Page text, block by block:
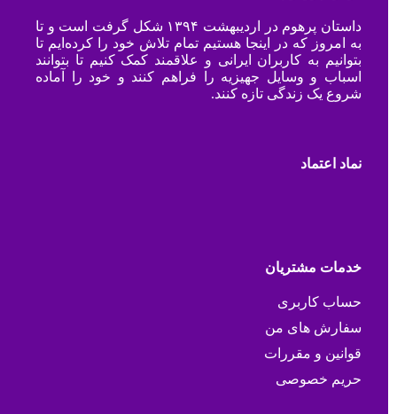
داستان پرهوم در اردیبهشت ۱۳۹۴ شکل گرفت است و تا
به امروز که در اینجا هستیم تمام تلاش خود را کرده‌ایم تا
بتوانیم به کاربران ایرانی و علاقمند کمک کنیم تا بتوانند
اسباب و وسایل جهیزیه را فراهم کنند و خود را آماده
شروع یک زندگی تازه کنند.
نماد اعتماد
خدمات مشتریان
حساب کاربری
سفارش های من
قوانین و مقررات
حریم خصوصی